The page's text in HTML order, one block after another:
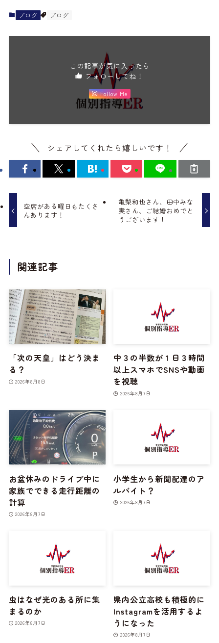
ブログ ブログ
この記事が気に入ったら
フォローしてね！
Follow Me
シェアしてくれたら嬉しいです！
空席がある曜日もたくさ
んあります！
亀梨和也さん、田中みな
実さん、ご結婚おめでと
うございます！
関連記事
「次の天皇」はどう決ま
る？
2026年8月8日
中３の半数が１日３時間
以上スマホでSNSや動画
を視聴
2026年8月7日
お盆休みのドライブ中に
家族でできる走行距離の
計算
2026年8月7日
小学生から新聞配達のア
ルバイト？
2026年8月7日
虫はなぜ光のある所に集
まるのか
2026年8月7日
県内公立高校も積極的に
Instagramを活用するよ
うになった
2026年8月7日